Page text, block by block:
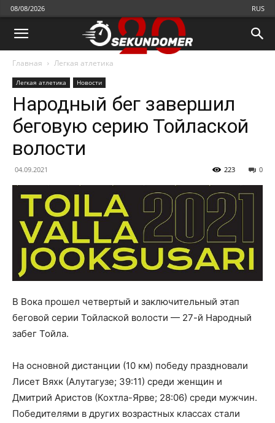
08/08/2026 RUS
Главная Легкая атлетика
Легкая атлетика Новости
Народный бег завершил
беговую серию Тойлаской
волости
04.09.2021 0
223
В Вока прошел четвертый и заключительный этап
беговой серии Тойлаской волости — 27-й Народный
забег Тойла.
На основной дистанции (10 км) победу праздновали
Лисет Вяхк (Алутагузе; 39:11) среди женщин и
Дмитрий Аристов (Кохтла-Ярве; 28:06) среди мужчин.
Победителями в других возрастных классах стали